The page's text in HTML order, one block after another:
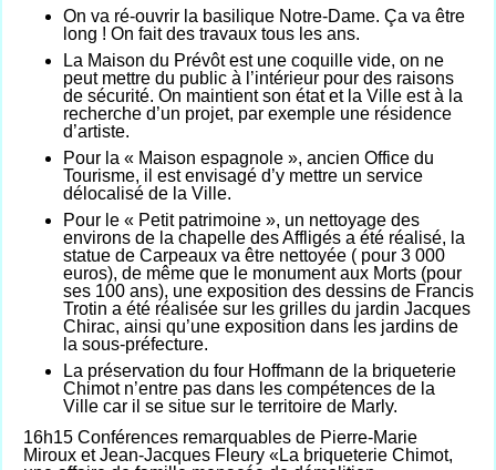
On va ré-ouvrir la basilique Notre-Dame. Ça va être
long ! On fait des travaux tous les ans.
La Maison du Prévôt est une coquille vide, on ne
peut mettre du public à l’intérieur pour des raisons
de sécurité. On maintient son étatet la Ville est à la
recherche d’un projet, par exemple une résidence
d’artiste.
Pour la « Maison espagnole », ancien Office du
Tourisme, il est envisagé d’y mettre un service
délocalisé de la Ville.
Pour le « Petit patrimoine », un nettoyage des
environs de la chapelle des Affligés a été réalisé, la
statue de Carpeaux va être nettoyée ( pour 3 000
euros), de même que le monument aux Morts (pour
ses 100 ans), une exposition des dessins de Francis
Trotin a été réalisée sur les grilles du jardin Jacques
Chirac, ainsi qu’une exposition dans les jardins de
la sous-préfecture.
La préservation du four Hoffmann de la briqueterie
Chimot n’entre pas dans les compétences de la
Ville car il se situe sur le territoire de Marly.
16h15 Conférences remarquables de Pierre-Marie
Miroux et Jean-Jacques Fleury «La briqueterie Chimot,